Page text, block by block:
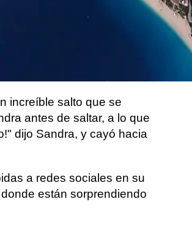
El aventurero Jamie
con un Insta360 cuando
increíble salto que se
antes de saltar, a lo que
dijo Sandra, y cayó hacia
a redes sociales en su
están sorprendiendo